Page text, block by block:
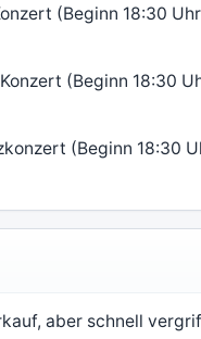
(Beginn 18:30
(Beginn 18:30
(Beginn 18:30
aber schnell